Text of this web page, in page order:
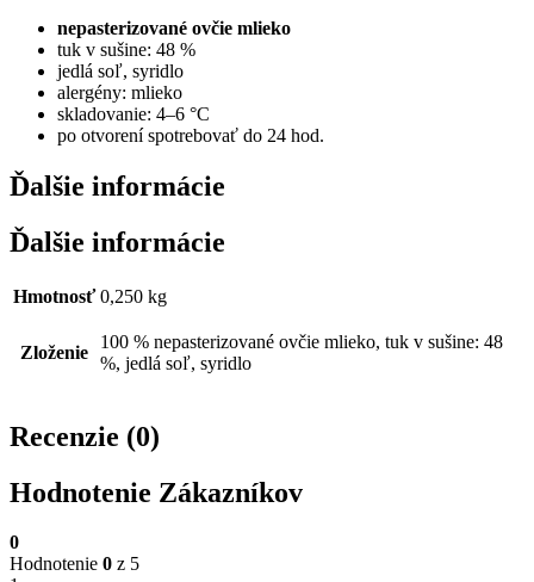
nepasterizované ovčie mlieko
tuk v sušine: 48 %
jedlá soľ, syridlo
alergény: mlieko
skladovanie: 4–6 °C
po otvorení spotrebovať do 24 hod.
Ďalšie informácie
Ďalšie informácie
Hmotnosť 0,250 kg
Zloženie
100 % nepasterizované ovčie mlieko, tuk v sušine: 48
%, jedlá soľ, syridlo
Recenzie (0)
Hodnotenie Zákazníkov
0
Hodnotenie 0 z 5